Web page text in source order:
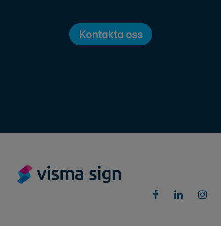
Kontakta oss